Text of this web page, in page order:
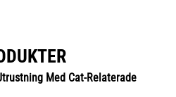
Med Cat-Relaterade